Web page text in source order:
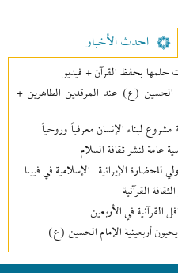
احدث الأخبار
بحفظ القرآن + فيديو
الحسين (ع) عند المرقدين الطاهرين +
مشروع لبناء الإنسان معرفیاً وروحياً
عامة لنشر ثقافة السلام
للحضارة الإيرانية ـ الإسلامية في فيينا
القرآنية
القرآنية في الأربعين